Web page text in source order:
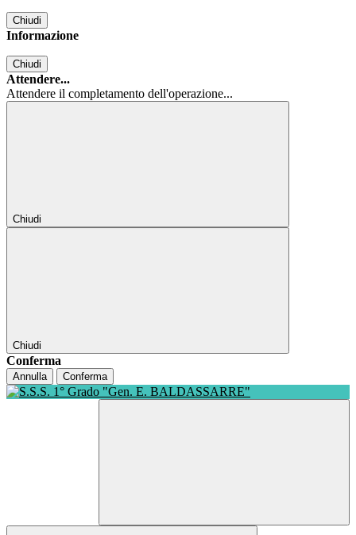
Chiudi
Informazione
Chiudi
Attendere...
Attendere il completamento dell'operazione...
Chiudi
Chiudi
Conferma
Annulla Conferma